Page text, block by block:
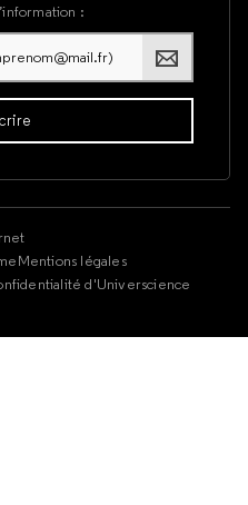
:
Mentions légales
d'Universcience